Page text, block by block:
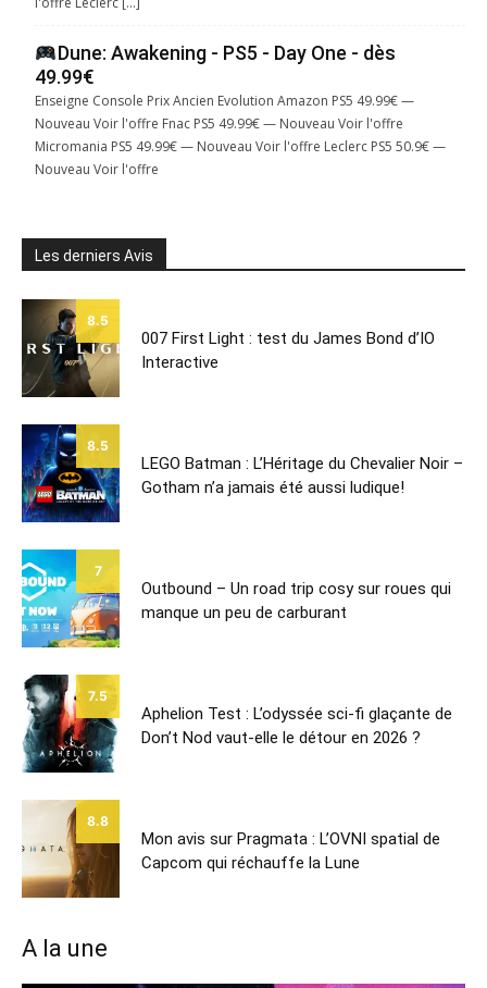
Dune: Awakening - PS5 - Day One - dès
49.99€
Enseigne Console Prix Ancien Evolution Amazon PS5 49.99€ —
Nouveau Voir l'offre Fnac PS5 49.99€ — Nouveau Voir l'offre
Micromania PS5 49.99€ — Nouveau Voir l'offre Leclerc PS5 50.9€ —
Nouveau Voir l'offre
Les derniers Avis
8.5
007 First Light : test du James Bond d’IO
Interactive
8.5
LEGO Batman : L’Héritage du Chevalier Noir –
Gotham n’a jamais été aussi ludique!
7
Outbound – Un road trip cosy sur roues qui
manque un peu de carburant
7.5
Aphelion Test : L’odyssée sci-fi glaçante de
Don’t Nod vaut-elle le détour en 2026 ?
8.8
Mon avis sur Pragmata : L’OVNI spatial de
Capcom qui réchauffe la Lune
A la une